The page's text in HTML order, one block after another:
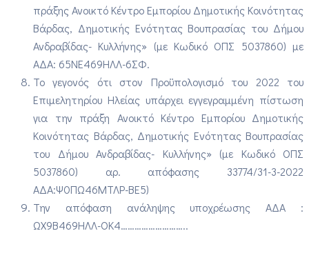
πράξης Ανοικτό Κέντρο Εμπορίου Δημοτικής Κοινότητας
Βάρδας, Δημοτικής Ενότητας Βουπρασίας του Δήμου
Ανδραβίδας- Κυλλήνης» (με Κωδικό ΟΠΣ 5037860) με
ΑΔΑ: 65ΝΕ469ΗΛΛ-6ΣΦ.
Το γεγονός ότι στον Προϋπολογισμό του 2022 του
Επιμελητηρίου Ηλείας υπάρχει εγγεγραμμένη πίστωση
για την πράξη Ανοικτό Κέντρο Εμπορίου Δημοτικής
Κοινότητας Βάρδας, Δημοτικής Ενότητας Βουπρασίας
του Δήμου Ανδραβίδας- Κυλλήνης» (με Κωδικό ΟΠΣ
5037860) αρ. απόφασης 33774/31-3-2022
ΑΔΑ:Ψ0ΠΩ46ΜΤΛΡ-ΒΕ5)
Την απόφαση ανάληψης υποχρέωσης ΑΔΑ :
ΩΧ9Β469ΗΛΛ-ΟΚ4………………………..